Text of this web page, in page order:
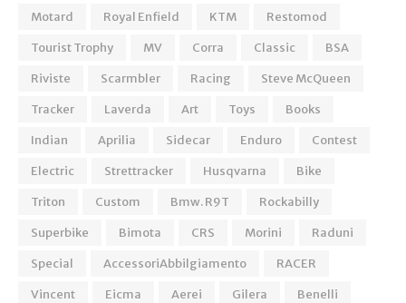
Motard
Royal Enfield KTM
Restomod
Tourist Trophy
MV Corra Classic
BSA
Riviste
Scarmbler Racing
Steve McQueen
Tracker
Laverda Art Toys
Books
Indian
Aprilia Sidecar Enduro
Contest
Electric
Strettracker Husqvarna
Bike
Triton
Custom Bmw. R9T
Rockabilly
Superbike
Bimota CRS Morini
Raduni
Special
AccessoriAbbilgiamento
RACER
Vincent
Eicma Aerei Gilera
Benelli